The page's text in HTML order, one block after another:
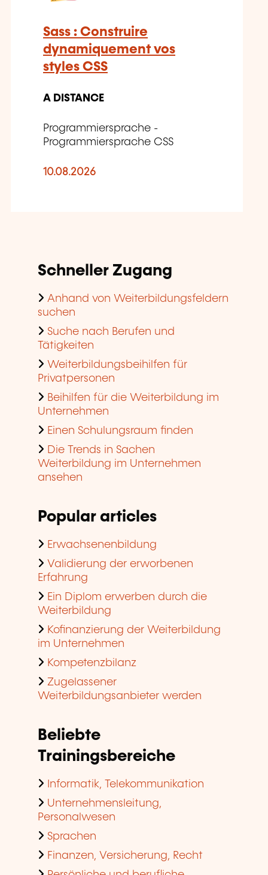
Sass : Construire
dynamiquement vos
styles CSS
A DISTANCE
Programmiersprache -
Programmiersprache CSS
10.08.2026
Schneller Zugang
Anhand von Weiterbildungsfeldern
suchen
Suche nach Berufen und
Tätigkeiten
Weiterbildungsbeihilfen für
Privatpersonen
Beihilfen für die Weiterbildung im
Unternehmen
Einen Schulungsraum finden
Die Trends in Sachen
Weiterbildung im Unternehmen
ansehen
Popular articles
Erwachsenenbildung
Validierung der erworbenen
Erfahrung
Ein Diplom erwerben durch die
Weiterbildung
Kofinanzierung der Weiterbildung
im Unternehmen
Kompetenzbilanz
Zugelassener
Weiterbildungsanbieter werden
Beliebte
Trainingsbereiche
Informatik, Telekommunikation
Unternehmensleitung,
Personalwesen
Sprachen
Finanzen, Versicherung, Recht